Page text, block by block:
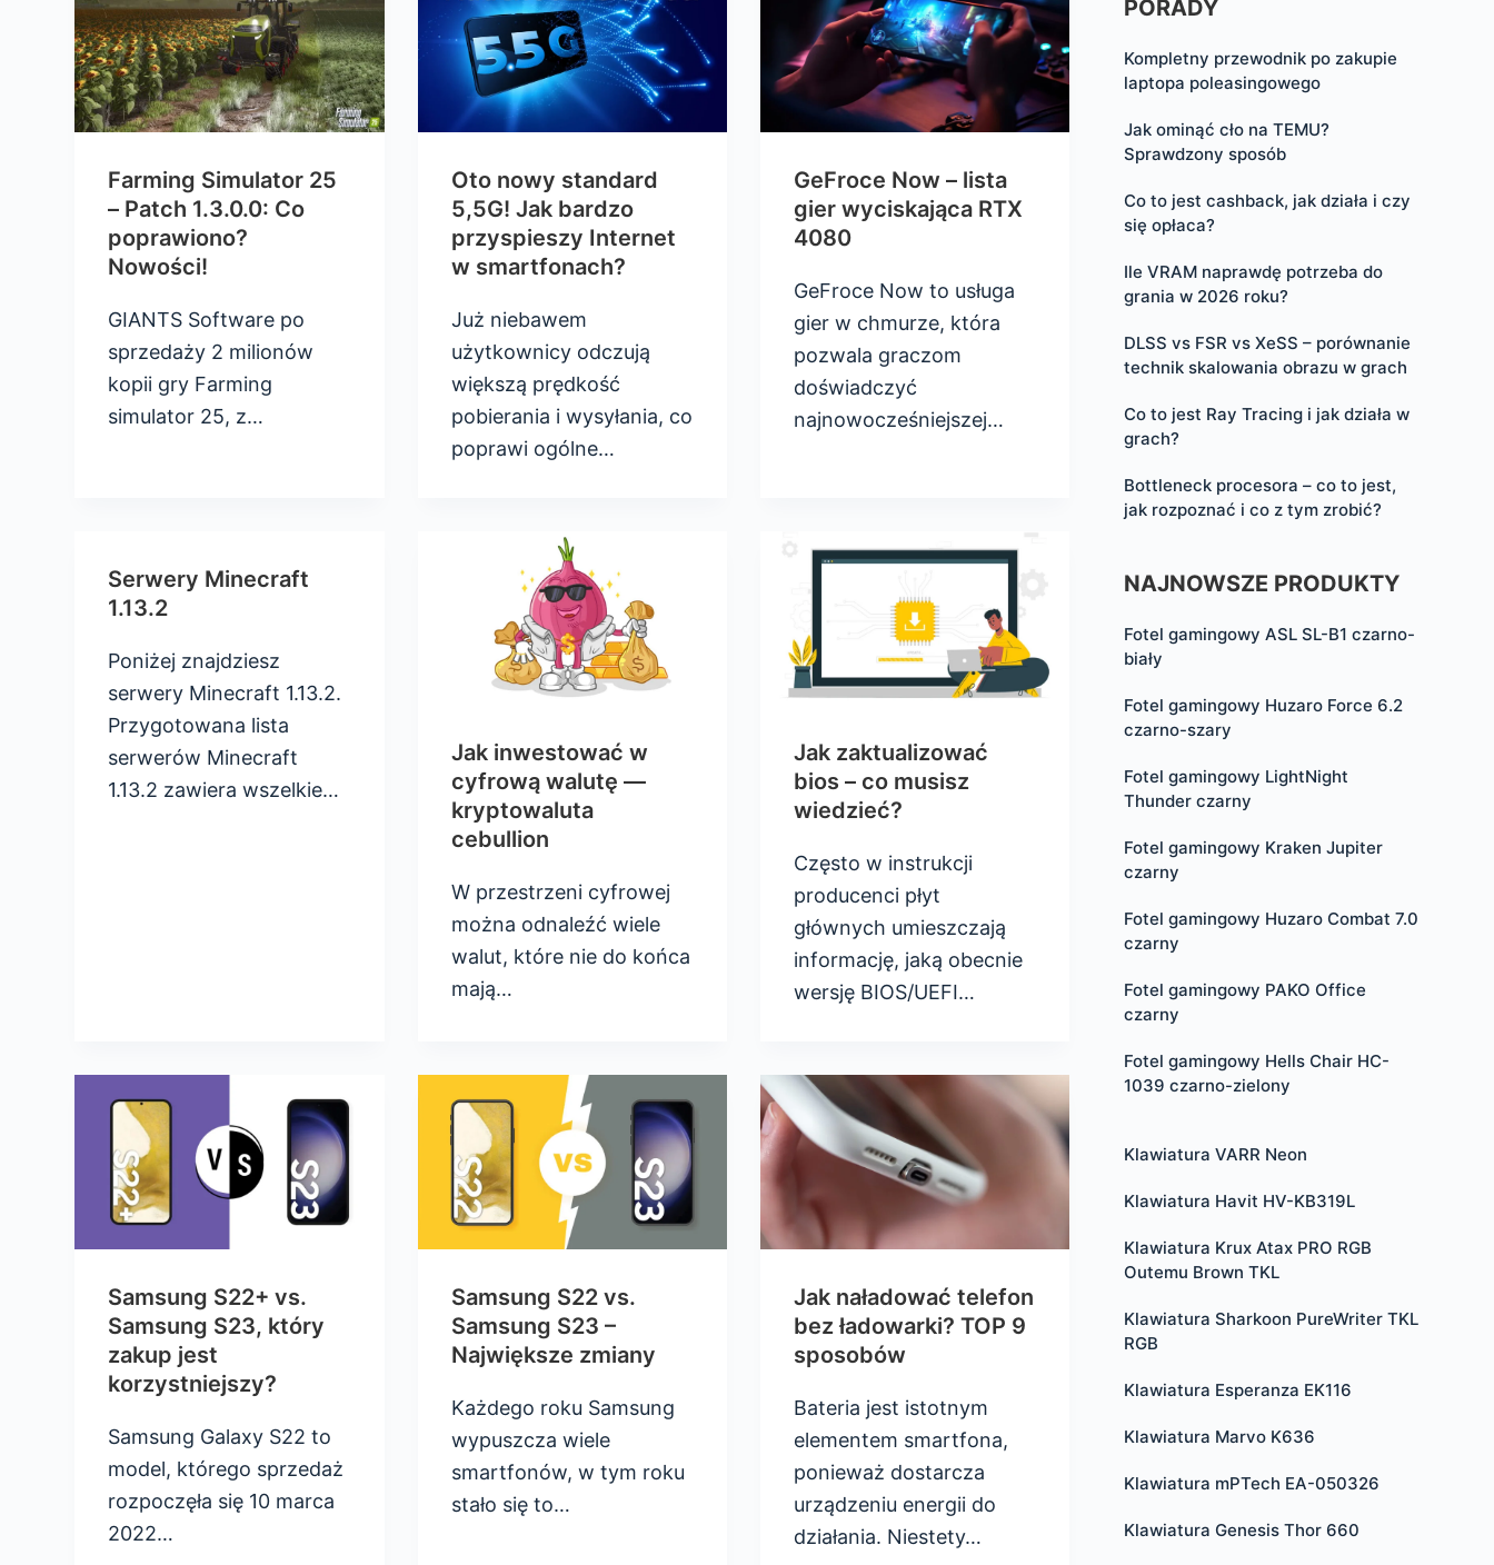
Farming Simulator 25
– Patch 1.3.0.0: Co
poprawiono?
Nowości!
GIANTS Software po
sprzedaży 2 milionów
kopii gry Farming
simulator 25, z…
Oto nowy standard
5,5G! Jak bardzo
przyspieszy Internet
w smartfonach?
Już niebawem
użytkownicy odczują
większą prędkość
pobierania i wysyłania, co
poprawi ogólne…
GeFroce Now – lista
gier wyciskająca RTX
4080
GeFroce Now to usługa
gier w chmurze, która
pozwala graczom
doświadczyć
najnowocześniejszej…
Serwery Minecraft
1.13.2
Poniżej znajdziesz
serwery Minecraft 1.13.2.
Przygotowana lista
serwerów Minecraft
1.13.2 zawiera wszelkie…
Jak inwestować w
cyfrową walutę —
kryptowaluta
cebullion
W przestrzeni cyfrowej
można odnaleźć wiele
walut, które nie do końca
mają…
Jak zaktualizować
bios – co musisz
wiedzieć?
Często w instrukcji
producenci płyt
głównych umieszczają
informację, jaką obecnie
wersję BIOS/UEFI…
Samsung S22+ vs.
Samsung S23, który
zakup jest
korzystniejszy?
Samsung Galaxy S22 to
model, którego sprzedaż
rozpoczęła się 10 marca
2022…
Samsung S22 vs.
Samsung S23 –
Największe zmiany
Każdego roku Samsung
wypuszcza wiele
smartfonów, w tym roku
stało się to…
Jak naładować telefon
bez ładowarki? TOP 9
sposobów
Bateria jest istotnym
elementem smartfona,
ponieważ dostarcza
urządzeniu energii do
działania. Niestety…
PORADY
Kompletny przewodnik po zakupie
laptopa poleasingowego
Jak ominąć cło na TEMU?
Sprawdzony sposób
Co to jest cashback, jak działa i czy
się opłaca?
Ile VRAM naprawdę potrzeba do
grania w 2026 roku?
DLSS vs FSR vs XeSS – porównanie
technik skalowania obrazu w grach
Co to jest Ray Tracing i jak działa w
grach?
Bottleneck procesora – co to jest,
jak rozpoznać i co z tym zrobić?
NAJNOWSZE PRODUKTY
Fotel gamingowy ASL SL-B1 czarno-
biały
Fotel gamingowy Huzaro Force 6.2
czarno-szary
Fotel gamingowy LightNight
Thunder czarny
Fotel gamingowy Kraken Jupiter
czarny
Fotel gamingowy Huzaro Combat 7.0
czarny
Fotel gamingowy PAKO Office
czarny
Fotel gamingowy Hells Chair HC-
1039 czarno-zielony
Klawiatura VARR Neon
Klawiatura Havit HV-KB319L
Klawiatura Krux Atax PRO RGB
Outemu Brown TKL
Klawiatura Sharkoon PureWriter TKL
RGB
Klawiatura Esperanza EK116
Klawiatura Marvo K636
Klawiatura mPTech EA-050326
Klawiatura Genesis Thor 660